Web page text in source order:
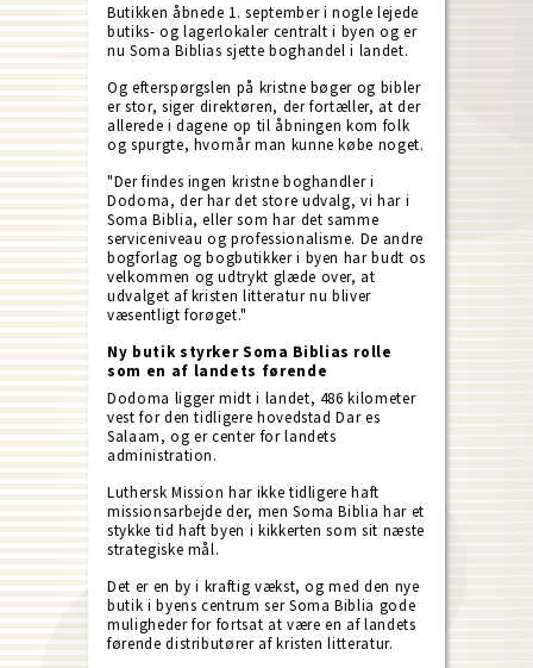
Butikken åbnede 1. september i nogle lejede
butiks- og lagerlokaler centralt i byen og er
nu Soma Biblias sjette boghandel i landet.
Og efterspørgslen på kristne bøger og bibler
er stor, siger direktøren, der fortæller, at der
allerede i dagene op til åbningen kom folk
og spurgte, hvornår man kunne købe noget.
"Der findes ingen kristne boghandler i
Dodoma, der har det store udvalg, vi har i
Soma Biblia, eller som har det samme
serviceniveau og professionalisme. De andre
bogforlag og bogbutikker i byen har budt os
velkommen og udtrykt glæde over, at
udvalget af kristen litteratur nu bliver
væsentligt forøget."
Ny butik styrker Soma Biblias rolle
som en af landets førende
Dodoma ligger midt i landet, 486 kilometer
vest for den tidligere hovedstad Dar es
Salaam, og er center for landets
administration.
Luthersk Mission har ikke tidligere haft
missionsarbejde der, men Soma Biblia har et
stykke tid haft byen i kikkerten som sit næste
strategiske mål.
Det er en by i kraftig vækst, og med den nye
butik i byens centrum ser Soma Biblia gode
muligheder for fortsat at være en af landets
førende distributører af kristen litteratur.